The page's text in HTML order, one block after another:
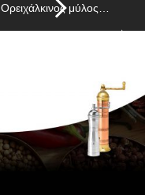
Ορειχάλκινος μύλος…